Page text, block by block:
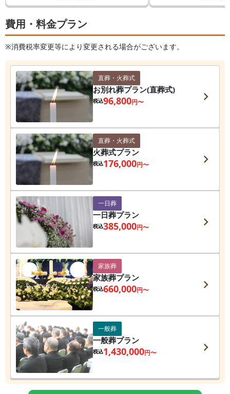
費用・料金プラン
※消費税率変更等により変更される場合がございます。
直葬・火葬式
お別れ葬プラン(直葬式)
税込96,800円〜
直葬・火葬式
火葬式プラン
税込176,000円〜
一日葬
一日葬プラン
税込385,000円〜
家族葬
家族葬プラン
税込660,000円〜
一般葬
一般葬プラン
税込1,430,000円〜